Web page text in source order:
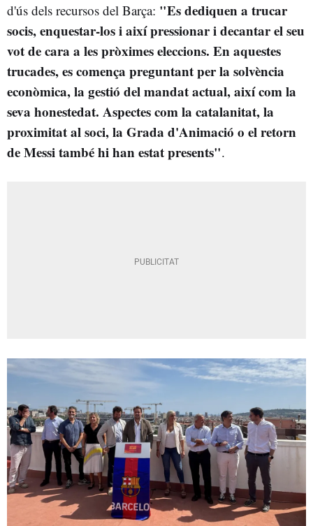
d'ús dels recursos del Barça: "Es dediquen a trucar
socis, enquestar-los i així pressionar i decantar el seu
vot de cara a les pròximes eleccions. En aquestes
trucades, es comença preguntant per la solvència
econòmica, la gestió del mandat actual, així com la
seva honestedat. Aspectes com la catalanitat, la
proximitat al soci, la Grada d'Animació o el retorn
de Messi també hi han estat presents".